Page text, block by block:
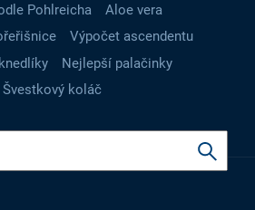
Pohlreicha
Aloe vera
Výpočet ascendentu
Nejlepší palačinky
Švestkový koláč